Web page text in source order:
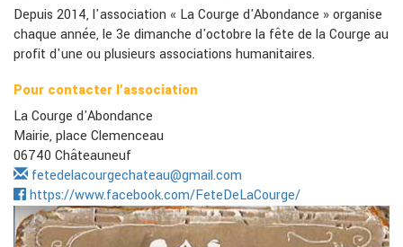
Depuis 2014, l'association « La Courge d'Abondance » organise
chaque année, le 3e dimanche d'octobre la fête de la Courge au
profit d'une ou plusieurs associations humanitaires.
Pour contacter l'association
La Courge d'Abondance
Mairie, place Clemenceau
06740 Châteauneuf
fetedelacourgechateau@gmail.com
https://www.facebook.com/FeteDeLaCourge/